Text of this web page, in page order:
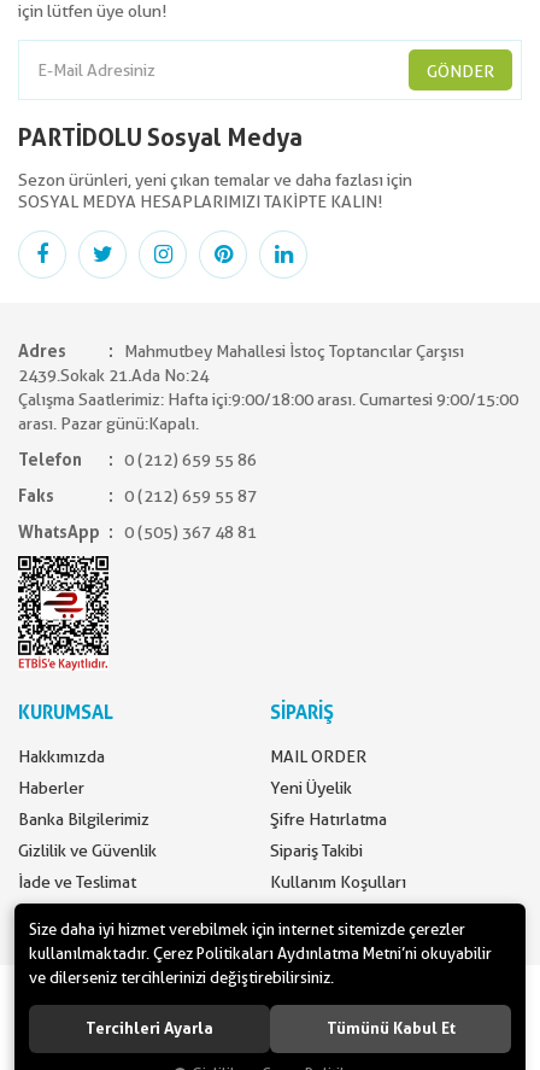
için lütfen üye olun!
GÖNDER
PARTİDOLU Sosyal Medya
Sezon ürünleri, yeni çıkan temalar ve daha fazlası için
SOSYAL MEDYA HESAPLARIMIZI TAKİPTE KALIN!
Adres
Mahmutbey Mahallesi İstoç Toptancılar Çarşısı
2439.Sokak 21.Ada No:24
Çalışma Saatlerimiz: Hafta içi:9:00/18:00 arası. Cumartesi 9:00/15:00
arası. Pazar günü:Kapalı.
Telefon
0 (212) 659 55 86
Faks
0 (212) 659 55 87
WhatsApp
0 (505) 367 48 81
KURUMSAL
Hakkımızda
Haberler
Banka Bilgilerimiz
Gizlilik ve Güvenlik
İade ve Teslimat
SİPARİŞ
MAIL ORDER
Yeni Üyelik
Şifre Hatırlatma
Sipariş Takibi
Kullanım Koşulları
www.yilbasimalzemeleri.com - www.partidolu.com bir Pandoli Parti
Kuruluşudur. © 2018 Pandoli Parti Malzemeleri Tüm hakları saklıdır.
Size daha iyi hizmet verebilmek için internet sitemizde çerezler
kullanılmaktadır. Çerez Politikaları Aydınlatma Metni’ni okuyabilir
ve dilerseniz tercihlerinizi değiştirebilirsiniz.
Tercihleri Ayarla Tümünü Kabul Et